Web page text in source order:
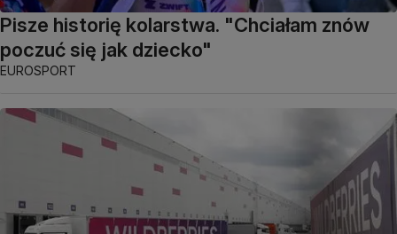
Pisze historię kolarstwa. "Chciałam znów
poczuć się jak dziecko"
EUROSPORT